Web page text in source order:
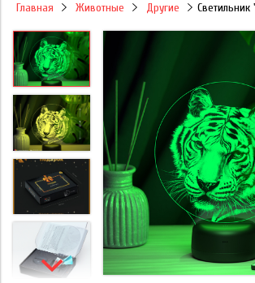
Главная Животные Другие Светильник